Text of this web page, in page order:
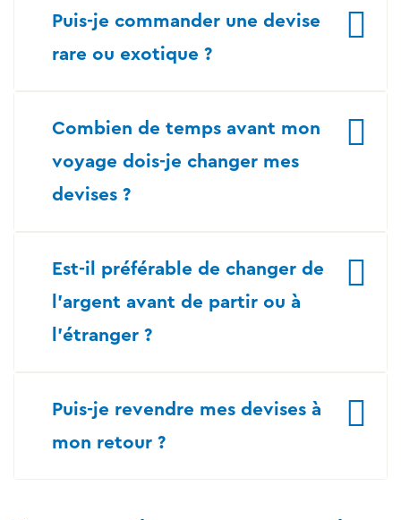
Puis-je commander une devise
rare ou exotique ?
Combien de temps avant mon
voyage dois-je changer mes
devises ?
Est-il préférable de changer de
l’argent avant de partir ou à
l’étranger ?
Puis-je revendre mes devises à
mon retour ?